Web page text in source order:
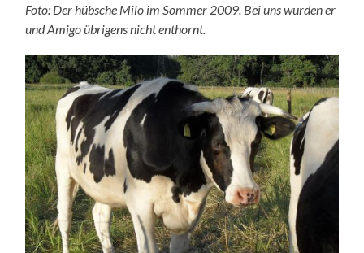
Foto: Der hübsche Milo im Sommer 2009. Bei uns wurden er
und Amigo übrigens nicht enthornt.